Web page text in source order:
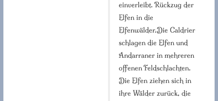
einverleibt. Rückzug der
Elfen in die
Elfenwälder.Die Caldrier
schlagen die Elfen und
Andarraner in mehreren
offenen Feldschlachten.
Die Elfen ziehen sich in
ihre Wälder zurück, die